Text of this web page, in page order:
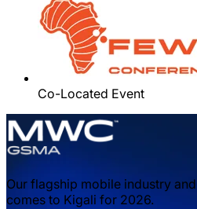
Co-Located Event
Our flagship mobile industry
comes to Kigali for 2026.